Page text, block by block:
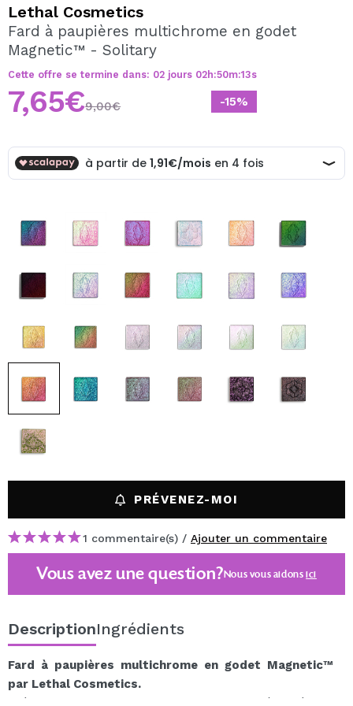
En créant un compte sur Maquibeauty.fr vous pourrez
effectuer vos achats rapidement, vérifier l'état de vos
Lethal Cosmetics
Fard à paupières multichrome en godet
Magnetic™ - Solitary
Cette offre se termine dans: 02 jours 02h:50m:12s
-15%
7,65€9,00€
PRÉVENEZ-MOI
1 commentaire(s) / Ajouter un commentaire
Vous avez une question?Nous vous aidonsici
DescriptionIngrédients
Fard à paupières multichrome en godet Magnetic™
par Lethal Cosmetics.
Créez une palette multidimensionnelle et très spéciale